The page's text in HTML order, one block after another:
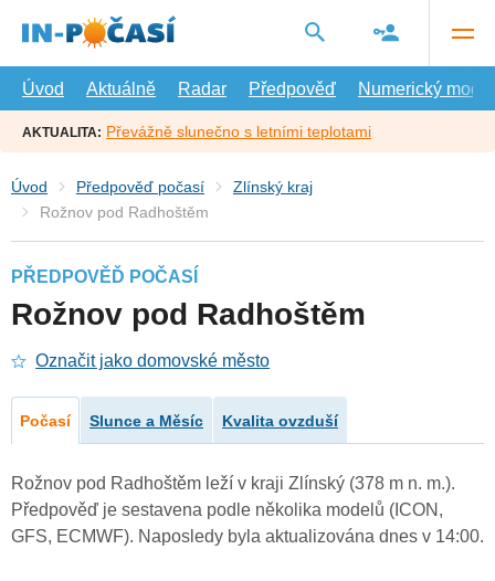
hlavní
Úvod
Aktuálně Radar Předpověď Numerický model
AKTUALITA: Převážně slunečno s letními teplotami
Úvod Předpověď počasí
Zlínský kraj
Rožnov pod Radhoštěm
PŘEDPOVĚĎ POČASÍ
Rožnov pod Radhoštěm
Označit jako domovské město
Počasí Slunce a Měsíc Kvalita ovzduší
Rožnov pod Radhoštěm leží v kraji Zlínský (378 m n. m.).
Předpověď je sestavena podle několika modelů (ICON,
GFS, ECMWF). Naposledy byla aktualizována dnes v 14:00.